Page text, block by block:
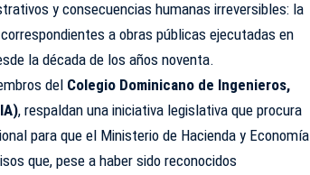
y consecuencias humanas irreversibles: la
a obras públicas ejecutadas en
la década de los años noventa.
del Colegio Dominicano de Ingenieros,
), respaldan una iniciativa legislativa que procura
para que el Ministerio de Hacienda y Economía
que, pese a haber sido reconocidos